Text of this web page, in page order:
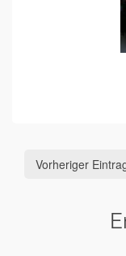
Vorheriger